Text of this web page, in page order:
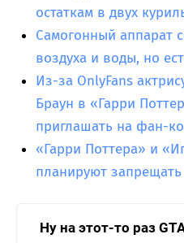
остаткам в двух
Самогонный аппарат
воздуха и воды, но
Из-за OnlyFans
Браун в «Гарри
приглашать на фан-
«Гарри Поттера» и
планируют запрещать
Ну на этот-то раз